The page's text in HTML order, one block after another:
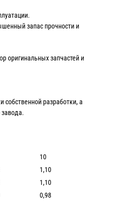
запас прочности и
оригинальных запчастей и
разработки, а
10
1,10
1,10
0,98